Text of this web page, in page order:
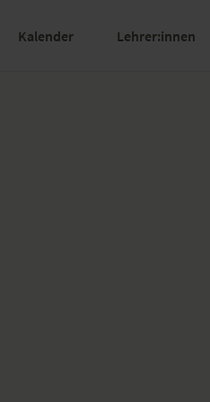
Kalender Lehrer:innen